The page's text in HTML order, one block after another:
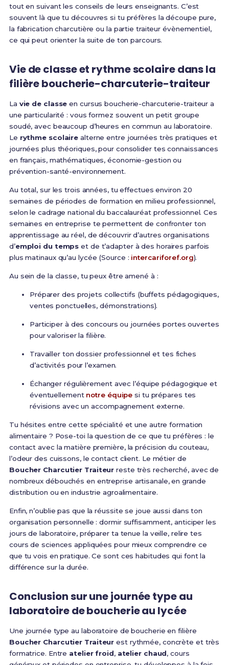
tout en suivant les conseils de leurs enseignants. C’est
souvent là que tu découvres si tu préfères la découpe pure,
la fabrication charcutière ou la partie traiteur évènementiel,
ce qui peut orienter la suite de ton parcours.
Vie de classe et rythme scolaire dans la
filière boucherie-charcuterie-traiteur
La vie de classe en cursus boucherie-charcuterie-traiteur a
une particularité : vous formez souvent un petit groupe
soudé, avec beaucoup d’heures en commun au laboratoire.
Le rythme scolaire alterne entre journées très pratiques et
journées plus théoriques, pour consolider tes connaissances
en français, mathématiques, économie-gestion ou
prévention-santé-environnement.
Au total, sur les trois années, tu effectues environ 20
semaines de périodes de formation en milieu professionnel,
selon le cadrage national du baccalauréat professionnel. Ces
semaines en entreprise te permettent de confronter ton
apprentissage au réel, de découvrir d’autres organisations
d’emploi du temps et de t’adapter à des horaires parfois
plus matinaux qu’au lycée (Source : intercariforef.org).
Au sein de la classe, tu peux être amené à :
Préparer des projets collectifs (buffets pédagogiques,
ventes ponctuelles, démonstrations).
Participer à des concours ou journées portes ouvertes
pour valoriser la filière.
Travailler ton dossier professionnel et tes fiches
d’activités pour l’examen.
Échanger régulièrement avec l’équipe pédagogique et
éventuellement notre équipe si tu prépares tes
révisions avec un accompagnement externe.
Tu hésites entre cette spécialité et une autre formation
alimentaire ? Pose-toi la question de ce que tu préfères : le
contact avec la matière première, la précision du couteau,
l’odeur des cuissons, le contact client. Le métier de
Boucher Charcutier Traiteur reste très recherché, avec de
nombreux débouchés en entreprise artisanale, en grande
distribution ou en industrie agroalimentaire.
Enfin, n’oublie pas que la réussite se joue aussi dans ton
organisation personnelle : dormir suffisamment, anticiper les
jours de laboratoire, préparer ta tenue la veille, relire tes
cours de sciences appliquées pour mieux comprendre ce
que tu vois en pratique. Ce sont ces habitudes qui font la
différence sur la durée.
Conclusion sur une journée type au
laboratoire de boucherie au lycée
Une journée type au laboratoire de boucherie en filière
Boucher Charcutier Traiteur est rythmée, concrète et très
formatrice. Entre atelier froid, atelier chaud, cours